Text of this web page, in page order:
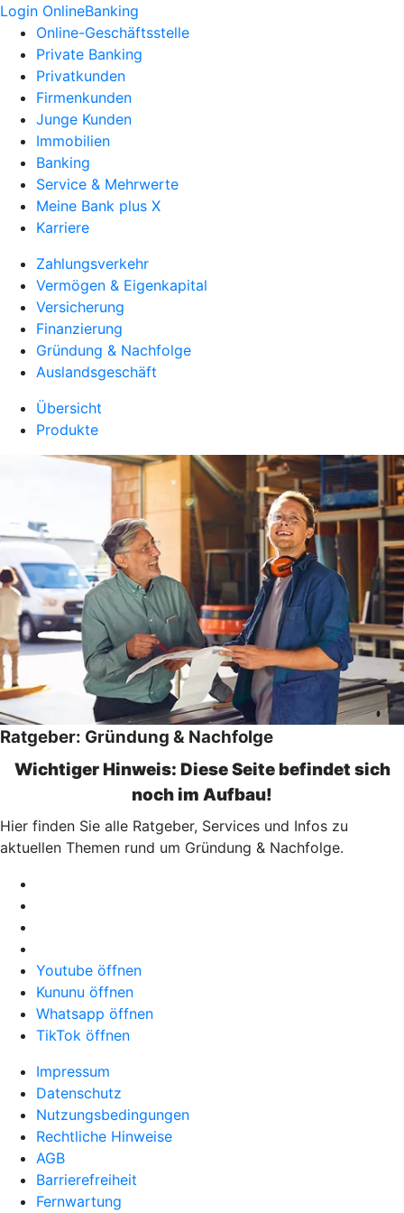
Login OnlineBanking
Online-Geschäftsstelle
Private Banking
Privatkunden
Firmenkunden
Junge Kunden
Immobilien
Banking
Service & Mehrwerte
Meine Bank plus X
Karriere
Zahlungsverkehr
Vermögen & Eigenkapital
Versicherung
Finanzierung
Gründung & Nachfolge
Auslandsgeschäft
Übersicht
Produkte
Ratgeber: Gründung & Nachfolge
Wichtiger Hinweis: Diese Seite befindet sich
noch im Aufbau!
Hier finden Sie alle Ratgeber, Services und Infos zu
aktuellen Themen rund um Gründung & Nachfolge.
Youtube öffnen
Kununu öffnen
Whatsapp öffnen
TikTok öffnen
Impressum
Datenschutz
Nutzungsbedingungen
Rechtliche Hinweise
AGB
Barrierefreiheit
Fernwartung